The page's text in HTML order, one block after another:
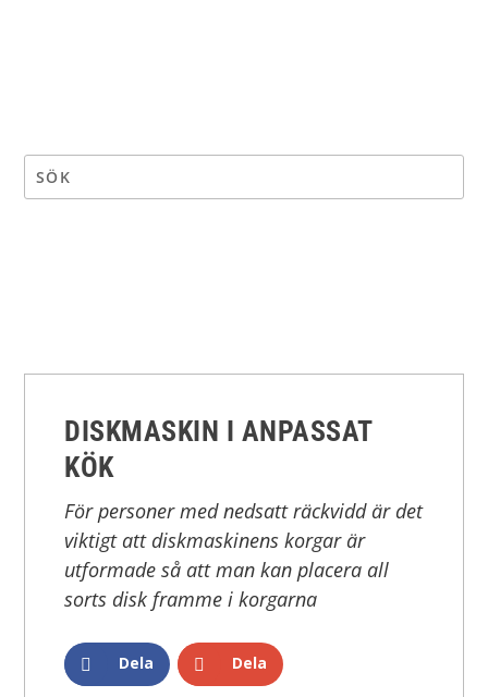
DISKMASKIN I ANPASSAT
KÖK
För personer med nedsatt räckvidd är det
viktigt att diskmaskinens korgar är
utformade så att man kan placera all
sorts disk framme i korgarna
Dela Dela